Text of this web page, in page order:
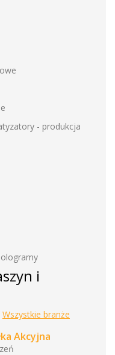
- produkcja
i
Wszystkie branże
Akcyjna